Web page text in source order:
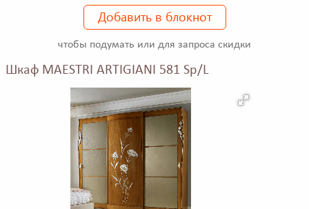
Добавить в блокнот
чтобы подумать или для запроса скидки
Шкаф MAESTRI ARTIGIANI 581 Sp/L